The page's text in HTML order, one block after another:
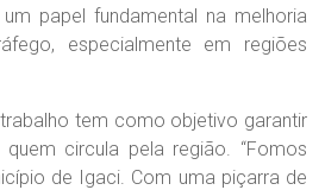
papel fundamental na melhoria
especialmente em regiões
tem como objetivo garantir
circula pela região. “Fomos
de Igaci. Com uma piçarra de